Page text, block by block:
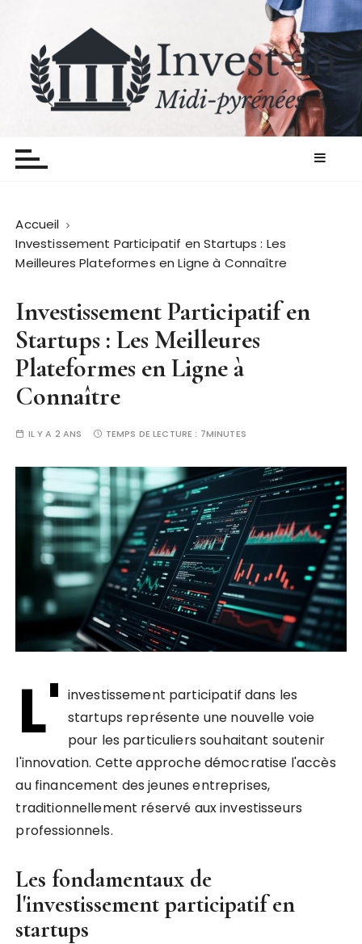
Invest in midipyrenees
Accueil
Investissement Participatif en Startups : Les
Meilleures Plateformes en Ligne à Connaître
Investissement Participatif en
Startups : Les Meilleures
Plateformes en Ligne à
Connaître
IL Y A 2 ANS TEMPS DE LECTURE : 7MINUTES
L' investissement participatif dans les
startups représente une nouvelle voie
pour les particuliers souhaitant soutenir
l'innovation. Cette approche démocratise l'accès
au financement des jeunes entreprises,
traditionnellement réservé aux investisseurs
professionnels.
Les fondamentaux de
l'investissement participatif en
startups